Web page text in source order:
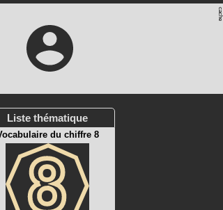
Liste thématique
du chiffre 8